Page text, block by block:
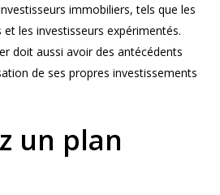
immobiliers, tels que les
les investisseurs expérimentés.
doit aussi avoir des antécédents
de ses propres investissements
un plan